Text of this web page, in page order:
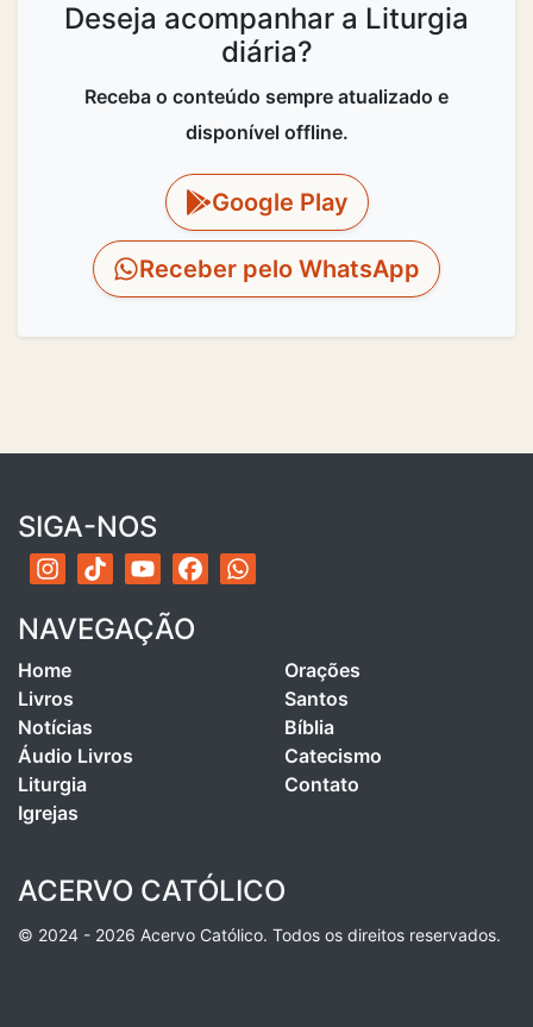
Deseja acompanhar a Liturgia
diária?
Receba o conteúdo sempre atualizado e
disponível offline.
Google Play
Receber pelo WhatsApp
SIGA-NOS
NAVEGAÇÃO
Home
Livros
Notícias
Áudio Livros
Liturgia
Igrejas
Orações
Santos
Bíblia
Catecismo
Contato
ACERVO CATÓLICO
© 2024 - 2026 Acervo Católico. Todos os direitos reservados.